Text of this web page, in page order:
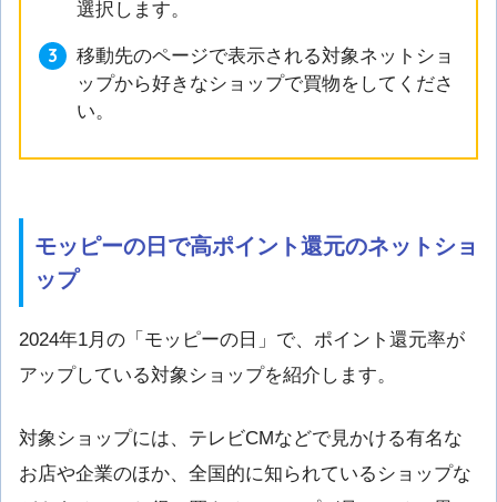
選択します。
移動先のページで表示される対象ネットショ
ップから好きなショップで買物をしてくださ
い。
モッピーの日で高ポイント還元のネットショ
ップ
2024年1月の「モッピーの日」で、ポイント還元率が
アップしている対象ショップを紹介します。
対象ショップには、テレビCMなどで見かける有名な
お店や企業のほか、全国的に知られているショップな